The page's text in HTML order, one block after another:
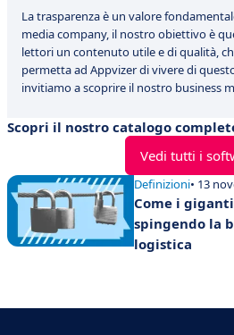
La trasparenza è un valore
media company, il nostro obiettivo è
lettori un contenuto utile e di qualità,
permetta ad Appvizer di vivere di
invitiamo a scoprire il nostro business
Scopri il nostro catalogo
Vedi tutti i
Definizioni• 13
Come i
spingendo la
logistica